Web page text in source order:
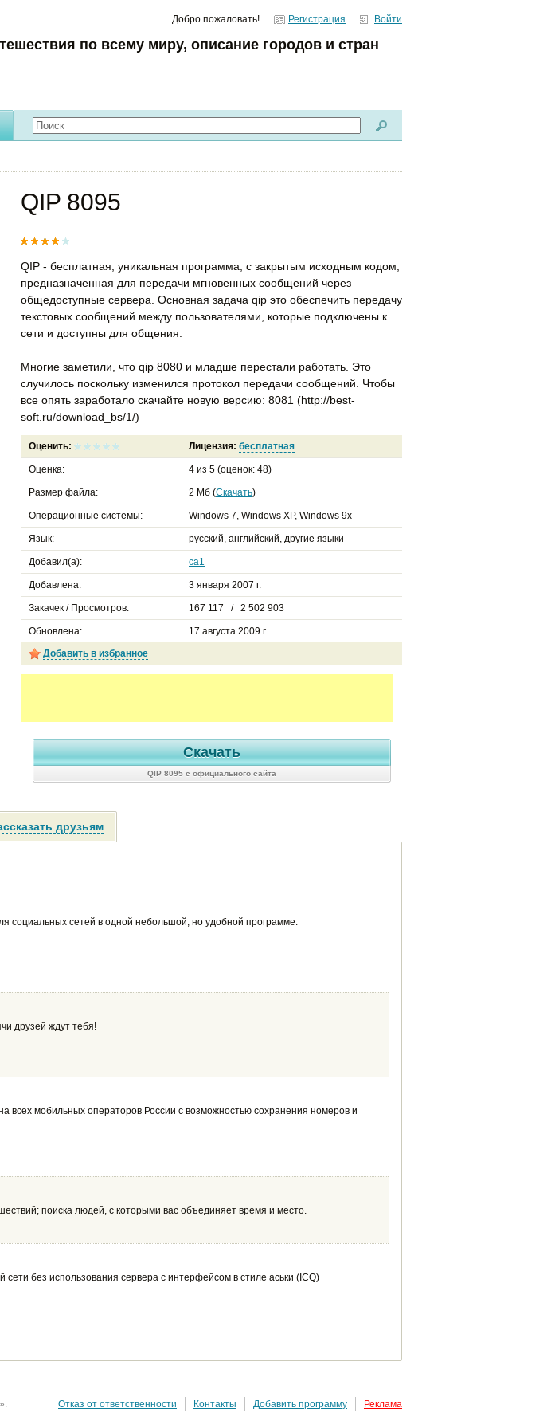
Добро пожаловать! Регистрация Войти
по всему миру, описание городов и стран
QIP 8095
QIP - бесплатная, уникальная программа, с закрытым исходным кодом,
предназначенная для передачи мгновенных сообщений через
общедоступные сервера. Основная задача qip это обеспечить передачу
текстовых сообщений между пользователями, которые подключены к
сети и доступны для общения.
Многие заметили, что qip 8080 и младше перестали работать. Это
случилось поскольку изменился протокол передачи сообщений. Чтобы
все опять заработало скачайте новую версию: 8081 (http://best-
soft.ru/download_bs/1/)
Оценить: Лицензия: бесплатная
Оценка: 4 из 5 (оценок: 48)
Размер файла: 2 Мб (Скачать)
Операционные системы: Windows 7, Windows XP, Windows 9x
Язык: русский, английский, другие языки
Добавил(а): ca1
Добавлена: 3 января 2007 г.
Закачек / Просмотров: 167 117 / 2 502 903
Обновлена:
17 августа 2009 г.
Добавить в избранное
Скачать
QIP 8095 с официального сайта
друзьям
социальных сетей в одной небольшой, но удобной программе.
друзей ждут тебя!
всех мобильных операторов России с возможностью сохранения номеров и
поиска людей, с которыми вас объединяет время и место.
без использования сервера с интерфейсом в стиле аськи (ICQ)
Отказ от ответственности Контакты Добавить программу Реклама